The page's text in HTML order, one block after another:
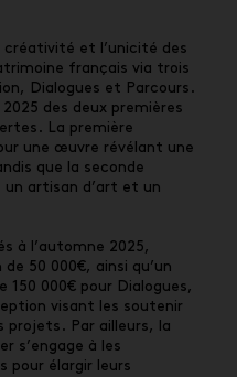
créativité et l’unicité des
français via trois
Dialogues et Parcours.
des deux premières
La première
une œuvre révélant une
que la seconde
artisan d’art et un
à l’automne 2025,
50 000€, ainsi qu’un
000€ pour Dialogues,
visant les soutenir
projets. Par ailleurs, la
s’engage à les
pour élargir leurs